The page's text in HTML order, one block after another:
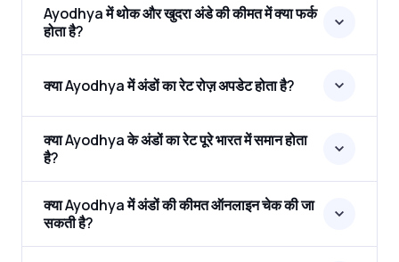
Ayodhya में थोक और खुदरा अंडे की कीमत में क्या फर्क
होता है?
क्या Ayodhya में अंडों का रेट रोज़ अपडेट होता है?
क्या Ayodhya के अंडों का रेट पूरे भारत में समान होता
है?
क्या Ayodhya में अंडों की कीमत ऑनलाइन चेक की जा
सकती है?